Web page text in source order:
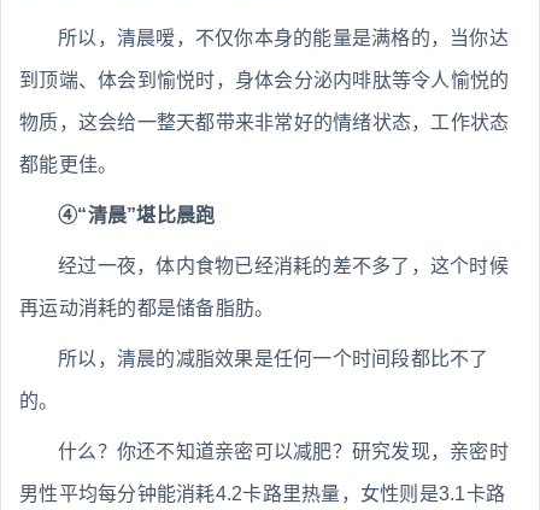
所以，清晨嗳，不仅你本身的能量是满格的，当你达
到顶端、体会到愉悦时，身体会分泌内啡肽等令人愉悦的
物质，这会给一整天都带来非常好的情绪状态，工作状态
都能更佳。
④“清晨”堪比晨跑
经过一夜，体内食物已经消耗的差不多了，这个时候
再运动消耗的都是储备脂肪。
所以，清晨的减脂效果是任何一个时间段都比不了
的。
什么？你还不知道亲密可以减肥？研究发现，亲密时
男性平均每分钟能消耗4.2卡路里热量，女性则是3.1卡路